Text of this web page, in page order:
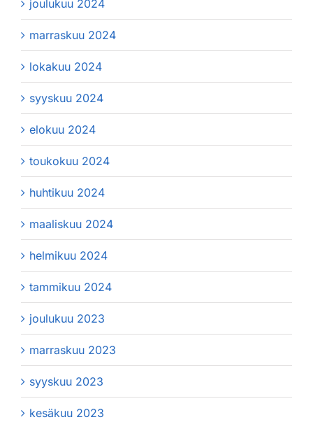
joulukuu 2024
marraskuu 2024
lokakuu 2024
syyskuu 2024
elokuu 2024
toukokuu 2024
huhtikuu 2024
maaliskuu 2024
helmikuu 2024
tammikuu 2024
joulukuu 2023
marraskuu 2023
syyskuu 2023
kesäkuu 2023